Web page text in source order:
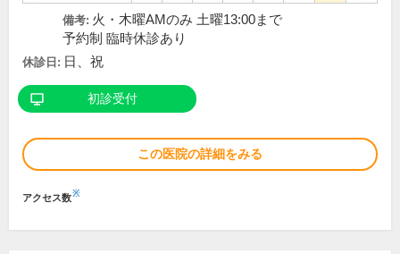
備考: 火・木曜AMのみ 土曜13:00まで
予約制 臨時休診あり
休診日: 日、祝
初診受付
この医院の詳細をみる
アクセス数※